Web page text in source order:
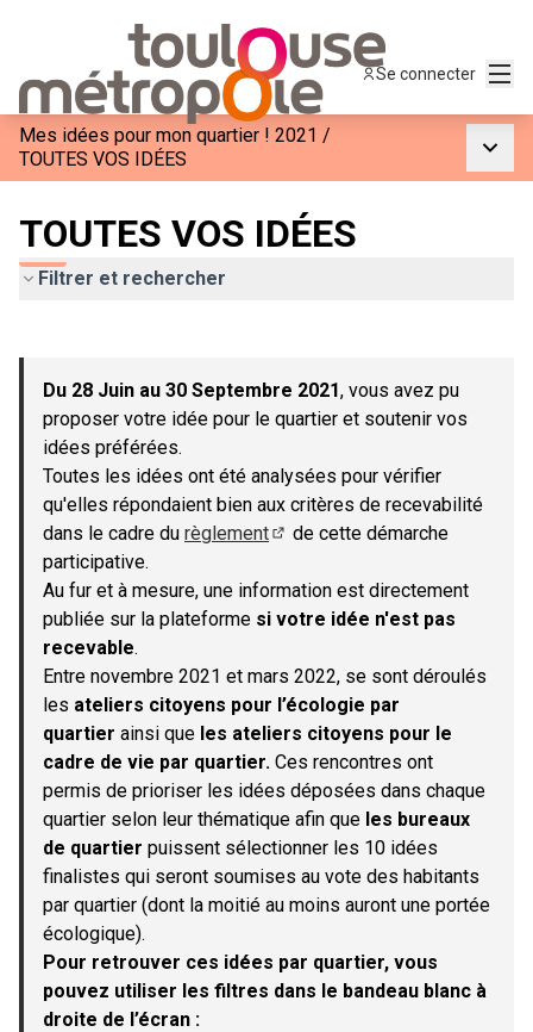
Se connecter
Mes idées pour mon quartier ! 2021 /
TOUTES VOS IDÉES
TOUTES VOS IDÉES
Filtrer et rechercher
−
Du 28 Juin au 30 Septembre 2021, vous avez pu
proposer votre idée pour le quartier et soutenir vos
idées préférées.
Toutes les idées ont été analysées pour vérifier
qu'elles répondaient bien aux critères de recevabilité
dans le cadre du règlement
de cette démarche
participative.
Au fur et à mesure, une information est directement
publiée sur la plateforme si votre idée n'est pas
recevable.
Entre novembre 2021 et mars 2022, se sont déroulés
les ateliers citoyens pour l’écologie par
quartier ainsi que les ateliers citoyens pour le
cadre de vie par quartier. Ces rencontres ont
permis de prioriser les idées déposées dans chaque
quartier selon leur thématique afin que les bureaux
de quartier puissent sélectionner les 10 idées
finalistes qui seront soumises au vote des habitants
par quartier (dont la moitié au moins auront une portée
écologique).
Pour retrouver ces idées par quartier, vous
pouvez utiliser les filtres dans le bandeau blanc à
droite de l’écran :